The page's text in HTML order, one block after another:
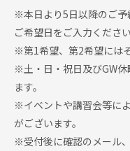
※本日より5日以降のご予
ご希望日をご入力ください
※第1希望、第2希望には
※土・日・祝日及びGW
ます。
※イベントや講習会等に
がございます。
※受付後に確認のメール